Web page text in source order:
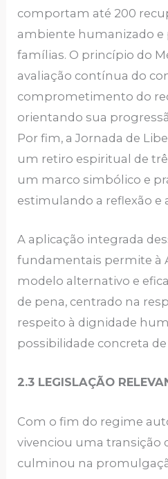
comportam até 200
ambiente humanizado e
famílias. O princípio do
avaliação contínua do
comprometimento do
orientando sua
Por fim, a Jornada de
um retiro espiritual de
um marco simbólico e
estimulando a reflexão e
A aplicação integrada
fundamentais permite à
modelo alternativo e
de pena, centrado na
respeito à dignidade
possibilidade concreta
2.3 LEGISLAÇÃO
Com o fim do regime
vivenciou uma transição
culminou na